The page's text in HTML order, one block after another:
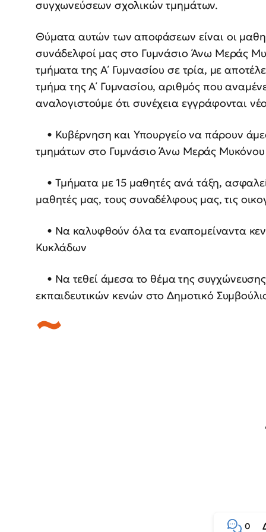
συγχωνεύσεων σχολικών τμημάτων.
Θύματα αυτών των αποφάσεων είναι οι
συνάδελφοί μας στο Γυμνάσιο Άνω Μεράς
τμήματα της Α΄ Γυμνασίου σε τρία, με
τμήμα της Α΄ Γυμνασίου, αριθμός που
αναλογιστούμε ότι συνέχεια εγγράφονται
• Κυβέρνηση και Υπουργείο να πάρουν
τμημάτων στο Γυμνάσιο Άνω Μεράς
• Τμήματα με 15 μαθητές ανά τάξη,
μαθητές μας, τους συναδέλφους μας, τις
• Να καλυφθούν όλα τα εναπομείναντα
Κυκλάδων
• Να τεθεί άμεσα το θέμα της
εκπαιδευτικών κενών στο Δημοτικό
0